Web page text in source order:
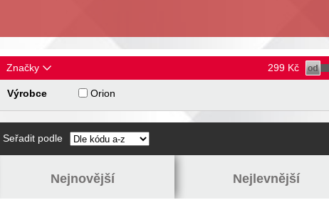
299 Kč
Značky
Výrobce Orion
Seřadit podle
Nejnovější Nejlevnější